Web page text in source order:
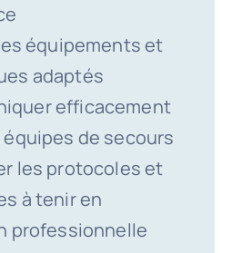
équipements et
adaptés
efficacement
équipes de secours
les protocoles et
à tenir en
professionnelle